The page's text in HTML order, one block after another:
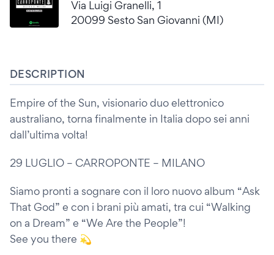
Via Luigi Granelli, 1
20099 Sesto San Giovanni (MI)
DESCRIPTION
Empire of the Sun, visionario duo elettronico
australiano, torna finalmente in Italia dopo sei anni
dall’ultima volta!
29 LUGLIO – CARROPONTE – MILANO
Siamo pronti a sognare con il loro nuovo album “Ask
That God” e con i brani più amati, tra cui “Walking
on a Dream” e “We Are the People”!
See you there 💫